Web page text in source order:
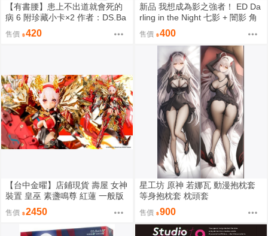
【有書腰】患上不出道就會死的
病 6 附珍藏小卡×2 作者：DS.Ba
ck/知翎文化輕小說/Avi書店
售價 420
新品 我想成為影之強者！ ED Da
rling in the Night 七影 + 闇影 角
色歌 蒼い閃光 CD 阿爾法 貝塔
伽瑪 戴爾塔 伊普西龍 潔塔 希妲
售價 400
【台中金曜】店鋪現貨 壽屋 女神
裝置 皇巫 素盞鳴尊 紅蓮 一般版
組裝模型
售價 2450
星工坊 原神 若娜瓦 動漫抱枕套
等身抱枕套 枕頭套
售價 900